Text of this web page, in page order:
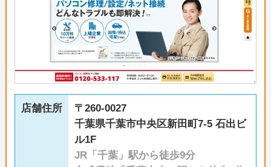
店舗住所
〒260-0027
千葉県千葉市中央区新田町7-5 石出ビ
ル1F
JR「千葉」駅から徒歩9分